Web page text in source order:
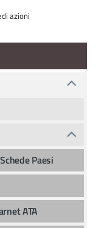
azioni
Paesi
ATA